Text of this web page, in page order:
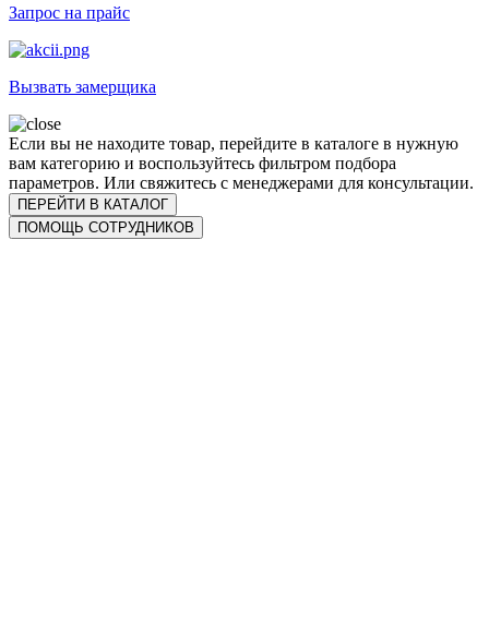
Запрос на прайс
Вызвать замерщика
Если вы не находите товар, перейдите в каталоге в нужную
вам категорию и воспользуйтесь фильтром подбора
параметров. Или свяжитесь с менеджерами для консультации.
ПЕРЕЙТИ В КАТАЛОГ
ПОМОЩЬ СОТРУДНИКОВ